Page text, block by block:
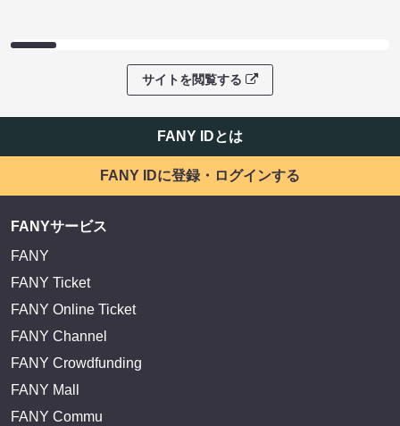
サイトを閲覧する
FANY IDとは
FANY IDに登録・ログインする
FANYサービス
FANY
FANY Ticket
FANY Online Ticket
FANY Channel
FANY Crowdfunding
FANY Mall
FANY Commu